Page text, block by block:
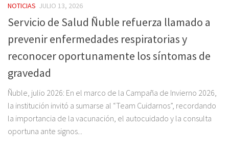
NOTICIAS JULIO 13, 2026
Servicio de Salud Ñuble refuerza llamado a
prevenir enfermedades respiratorias y
reconocer oportunamente los síntomas de
gravedad
Ñuble, julio 2026: En el marco de la Campaña de Invierno 2026,
la institución invitó a sumarse al “Team Cuidarnos”, recordando
la importancia de la vacunación, el autocuidado y la consulta
oportuna ante signos...